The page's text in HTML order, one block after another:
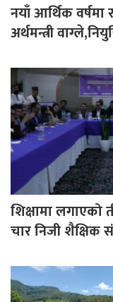
नयाँ आर्थिक वर्षमा
अर्थमन्त्री
शिक्षामा लगाएको
चार निजी शैक्षिक